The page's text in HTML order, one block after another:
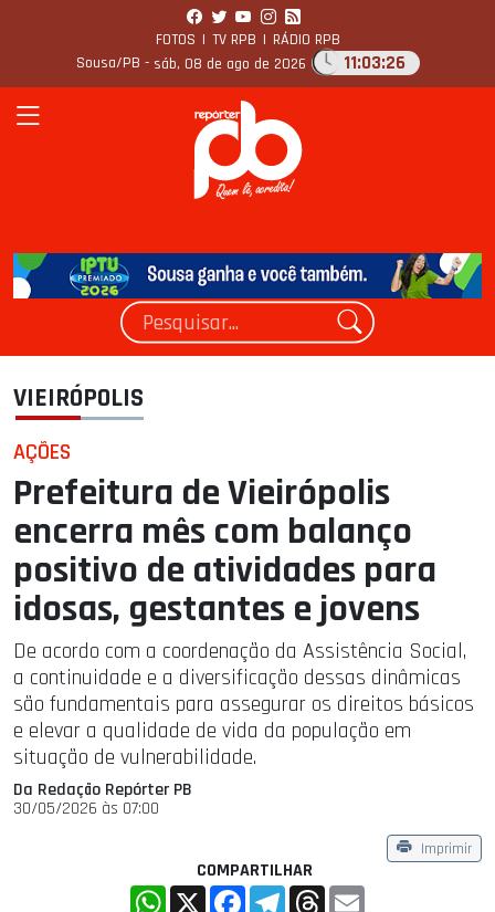
FOTOS | TV RPB | RÁDIO RPB
Sousa/PB - sáb, 08 de ago de 2026 11:03:27
VIEIRÓPOLIS
AÇÕES
Prefeitura de Vieirópolis
encerra mês com balanço
positivo de atividades para
idosas, gestantes e jovens
De acordo com a coordenação da Assistência Social,
a continuidade e a diversificação dessas dinâmicas
são fundamentais para assegurar os direitos básicos
e elevar a qualidade de vida da população em
situação de vulnerabilidade.
Da Redação Repórter PB
30/05/2026 às 07:00
Imprimir
COMPARTILHAR
WhatsApp
X FacebookTelegramThreads